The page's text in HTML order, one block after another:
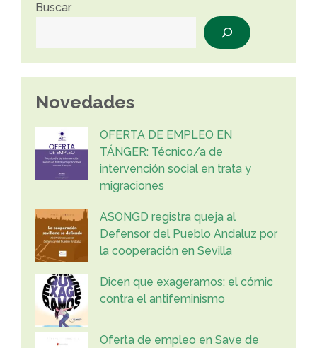
Buscar
Novedades
OFERTA DE EMPLEO EN
TÁNGER: Técnico/a de
intervención social en trata y
migraciones
ASONGD registra queja al
Defensor del Pueblo Andaluz por
la cooperación en Sevilla
Dicen que exageramos: el cómic
contra el antifeminismo
Oferta de empleo en Save de